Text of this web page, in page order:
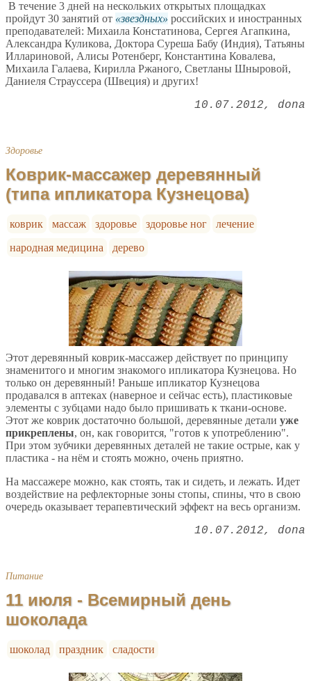
В течение 3 дней на нескольких открытых площадках
пройдут 30 занятий от
звездных
российских и иностранных
преподавателей: Михаила Констатинова, Сергея Агапкина,
Александра Куликова, Доктора Суреша Бабу (Индия), Татьяны
Иллариновой, Алисы Ротенберг, Константина Ковалева,
Михаила Галаева, Кирилла Ржаного, Светланы Шныровой,
Даниеля Страуссера (Швеция) и других!
10.07.2012 dona
Здоровье
Коврик-массажер деревянный
(типа ипликатора Кузнецова)
коврик массаж здоровье здоровье ног
лечение
народная медицина
дерево
Этот деревянный коврик-массажер действует по принципу
знаменитого и многим знакомого ипликатора Кузнецова. Но
только он деревянный! Раньше ипликатор Кузнецова
продавался в аптеках (наверное и сейчас есть), пластиковые
элементы с зубцами надо было пришивать к ткани-основе.
Этот же коврик достаточно большой, деревянные детали уже
прикреплены, он, как говорится, "готов к употреблению".
При этом зубчики деревянных деталей не такие острые, как у
пластика - на нём и стоять можно, очень приятно.
На массажере можно, как стоять, так и сидеть, и лежать. Идет
воздействие на рефлекторные зоны стопы, спины, что в свою
очередь оказывает терапевтический эффект на весь организм.
10.07.2012 dona
Питание
11 июля - Всемирный день
шоколада
шоколад праздник сладости